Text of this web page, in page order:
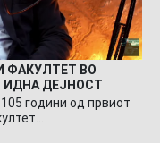
ФАКУЛТЕТ ВО
ИДНА ДЕЈНОСТ
години од првиот